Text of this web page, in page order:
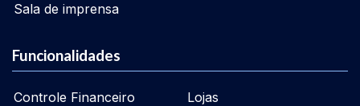
Sala de imprensa
Funcionalidades
Controle Financeiro
Lojas